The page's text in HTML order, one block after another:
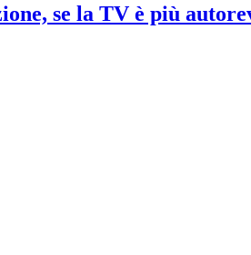
se la TV è più